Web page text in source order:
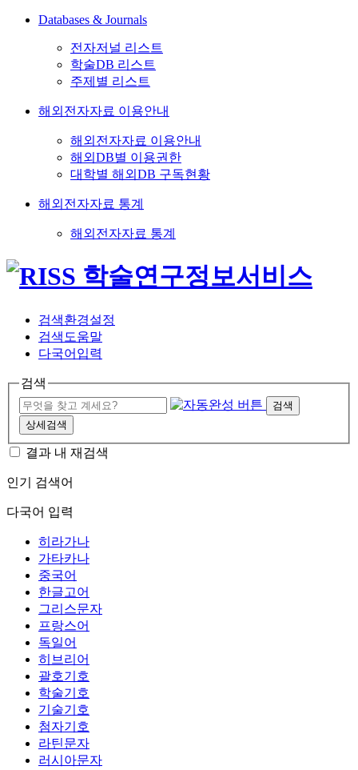
Databases & Journals
전자저널 리스트
학술DB 리스트
주제별 리스트
해외전자자료 이용안내
해외전자자료 이용안내
해외DB별 이용권한
대학별 해외DB 구독현황
해외전자자료 통계
해외전자자료 통계
검색환경설정
검색도움말
다국어입력
검색
검색
상세검색
결과 내 재검색
인기 검색어
다국어 입력
히라가나
가타카나
중국어
한글고어
그리스문자
프랑스어
독일어
히브리어
괄호기호
학술기호
기술기호
첨자기호
라틴문자
러시아문자